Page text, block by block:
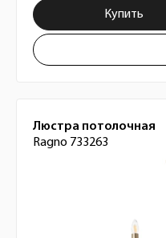
Купить
Люстра потолочная
Ragno 733263